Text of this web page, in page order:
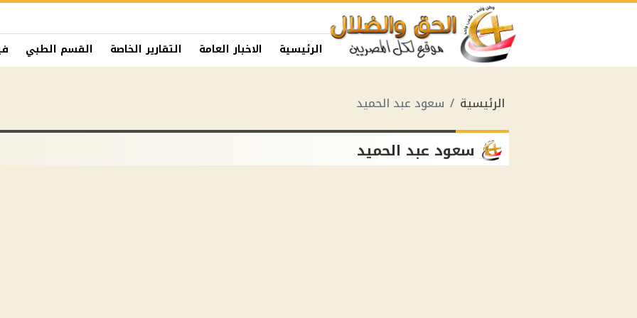
الرئيسية الاخبار العامة التقارير الخاصة القسم الطبي
الرئيسية سعود عبد الحميد
سعود عبد الحميد